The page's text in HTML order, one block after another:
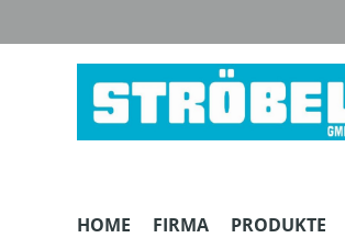
HOME FIRMA PRODUKTE